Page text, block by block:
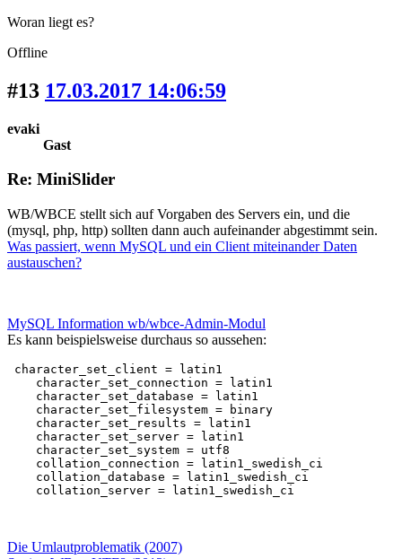
Woran liegt es?
Offline
#13 17.03.2017 14:06:59
evaki
Gast
Re: MiniSlider
WB/WBCE stellt sich auf Vorgaben des Servers ein, und die
(mysql, php, http) sollten dann auch aufeinander abgestimmt sein.
Was passiert, wenn MySQL und ein Client miteinander Daten
austauschen?
MySQL Information wb/wbce-Admin-Modul
Es kann beispielsweise durchaus so aussehen:
character_set_client = latin1
    character_set_connection = latin1
    character_set_database = latin1
    character_set_filesystem = binary
    character_set_results = latin1
    character_set_server = latin1
    character_set_system = utf8
    collation_connection = latin1_swedish_ci
    collation_database = latin1_swedish_ci
    collation_server = latin1_swedish_ci
Die Umlautproblematik (2007)